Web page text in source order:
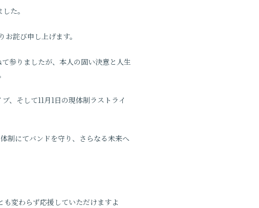
た。
詫び申し上げます。
参りましたが、本人の固い決意と人生
、そして11月1日の現体制ラストライ
制にてバンドを守り、さらなる未来へ
変わらず応援していただけますよ